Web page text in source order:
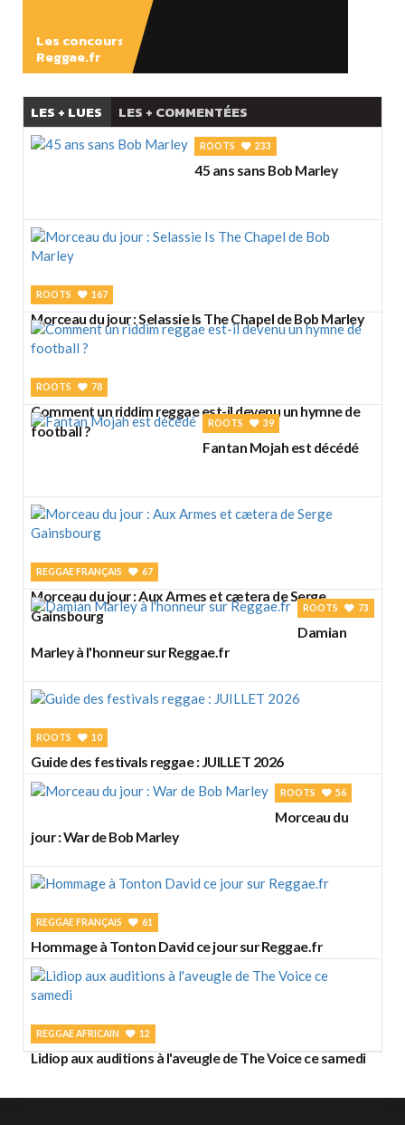
Les concours
Reggae.fr
LES + LUES LES + COMMENTÉES
ROOTS 233
45 ans sans Bob Marley
ROOTS 167
Morceau du jour : Selassie Is The Chapel de Bob Marley
ROOTS 78
Comment un riddim reggae est-il devenu un hymne de
football ?
ROOTS 39
Fantan Mojah est décédé
REGGAE FRANÇAIS 67
Morceau du jour : Aux Armes et cætera de Serge
Gainsbourg
ROOTS 73
Damian
Marley à l'honneur sur Reggae.fr
ROOTS 10
Guide des festivals reggae : JUILLET 2026
ROOTS 56
Morceau du
jour : War de Bob Marley
REGGAE FRANÇAIS 61
Hommage à Tonton David ce jour sur Reggae.fr
REGGAE AFRICAIN 12
Lidiop aux auditions à l'aveugle de The Voice ce samedi